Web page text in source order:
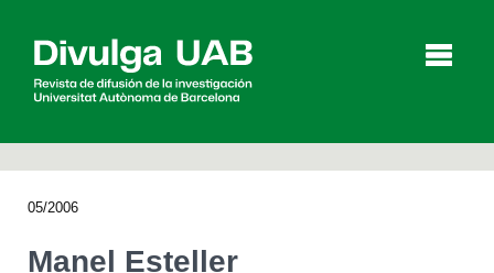
05/2006
Manel Esteller